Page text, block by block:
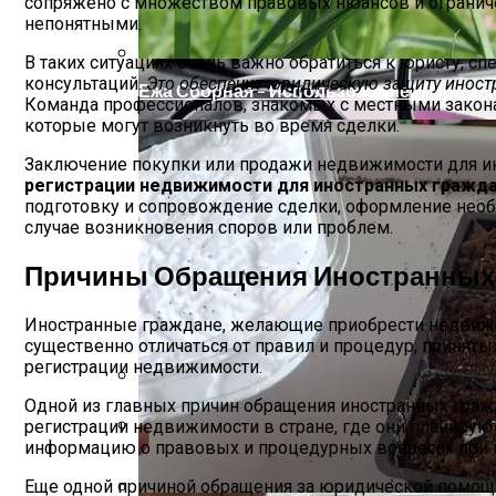
Отличия Декора Из Пенопласта
Разновидность Архитектурных
Актуальные Изменения В
Ежа Сборная – Использование И
непонятными.
В таких ситуациях очень важно обратиться к
консультаций.Это обеспечит юридическую защиту
Команда профессионалов, знакомых с местными
которые могут возникнуть во время сделки.
Заключение покупки или продажи недвижимости для
регистрации недвижимости для иностранных
подготовку и сопровождение сделки, оформление
случае возникновения споров или проблем.
Причины Обращения
Иностранные граждане, желающие приобрести
существенно отличаться от правил и процедур,
регистрации недвижимости.
Одной из главных причин обращения иностранных
регистрации недвижимости в стране, где они
информацию о правовых и процедурных вопросах при
Еще одной причиной обращения за юридической